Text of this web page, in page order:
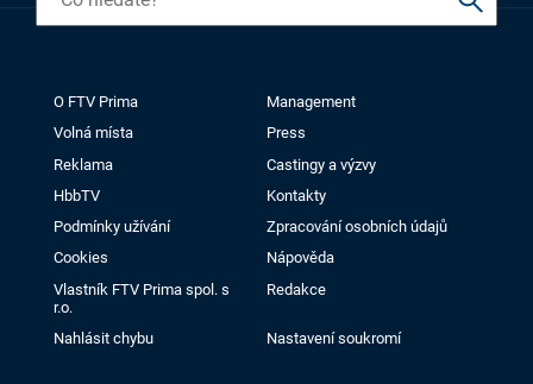
O FTV Prima
Management
Volná místa
Press
Reklama
Castingy a výzvy
HbbTV
Kontakty
Podmínky užívání
Zpracování osobních údajů
Cookies
Nápověda
Vlastník FTV Prima spol. s
r.o.
Redakce
Nahlásit chybu Nastavení soukromí